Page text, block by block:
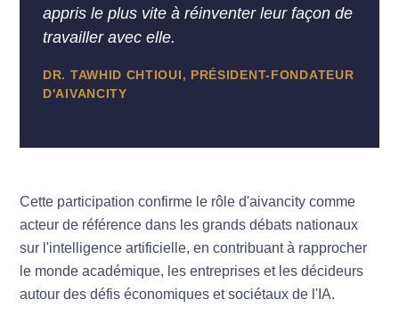
appris le plus vite à réinventer leur façon de
travailler avec elle.
DR. TAWHID CHTIOUI, PRÉSIDENT-FONDATEUR
D'AIVANCITY
Cette participation confirme le rôle d'aivancity comme
acteur de référence dans les grands débats nationaux
sur l'intelligence artificielle, en contribuant à rapprocher
le monde académique, les entreprises et les décideurs
autour des défis économiques et sociétaux de l'IA.